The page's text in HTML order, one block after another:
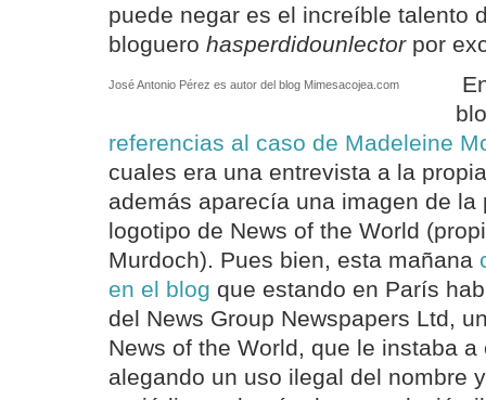
puede negar es el increíble talento
bloguero hasperdidounlectorpor
José Antonio Pérez es autor del blog Mimesacojea.com
referencias al caso de Madeleine
cuales era una entrevista a la
además aparecía una imagen de la
logotipo de News of the World
Murdoch). Pues bien, esta mañana
en el blog que estando en París
del News Group Newspapers Ltd,
News of the World, que le instaba
alegando un uso ilegal del nombre